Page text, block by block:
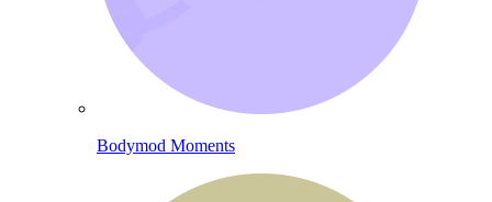
Bodymod Moments